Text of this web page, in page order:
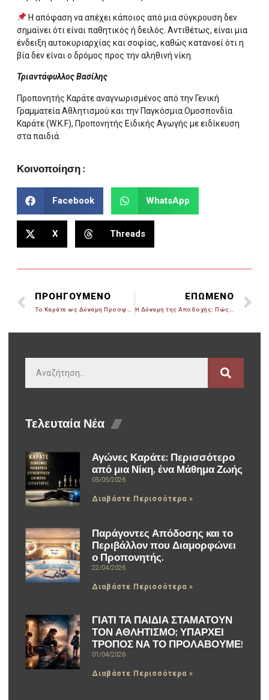
Η απόφαση να απέχει κάποιος από μια σύγκρουση δεν
σημαίνει ότι είναι παθητικός ή δειλός. Αντιθέτως, είναι μια
ένδειξη αυτοκυριαρχίας και σοφίας, καθώς κατανοεί ότι η
βία δεν είναι ο δρόμος προς την αληθινή νίκη.
Τριαντάφυλλος Βασίλης
Προπονητής Καράτε αναγνωρισμένος από την Γενική
Γραμματεία Αθλητισμού και την Παγκόσμια Ομοσπονδία
Καράτε (W.K.F), Προπονητής Ειδικής Αγωγής με ειδίκευση
στα παιδιά.
Κοινοποίηση :
Facebook WhatsApp
X Threads
ΠΡΟΗΓΟΥΜΕΝΟ ΕΠΩΜΕΝΟ
Τελευταία Νέα
Αγώνες Καράτε: Περισσότερο
από μια Νίκη, ένα Μάθημα Ζωής
05/05/2026
Διαβάστε Περισσότερα »
Παράγοντες Απόδοσης και το
Περιβάλλον που Διαμορφώνει
ο Προπονητής.
22/04/2026
Διαβάστε Περισσότερα »
ΓΙΑΤΙ ΤΑ ΠΑΙΔΙΑ ΣΤΑΜΑΤΟΥΝ
ΤΟΝ ΑΘΛΗΤΙΣΜΟ; ΥΠΑΡΧΕΙ
ΤΡΟΠΟΣ ΝΑ ΤΟ ΠΡΟΛΑΒΟΥΜΕ!
01/04/2026
Διαβάστε Περισσότερα »